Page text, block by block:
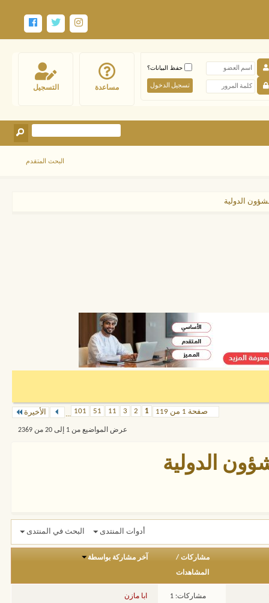
التسجيل مساعدة
حفظ البيانات؟
البحث المتقدم
الدولية
صفحة 1 من 119 1
2
3
11
51
101
... الأخيرة
عرض المواضيع من 1 إلى 20 من 2369
الدولية
أدوات المنتدى البحث في المنتدى
مشاركات /
المشاهدات
آخر مشاركة بواسطة
مشاركات: 1 ابا مازن